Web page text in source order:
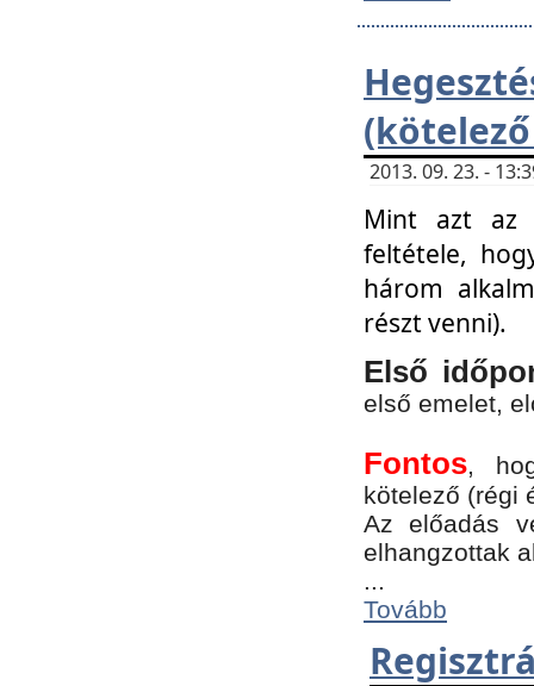
2013. 09. 23. -
Mint azt az
feltétele,
három
részt venni).
Első
első emelet,
Fontos,
kötelező (régi
Az előadás
elhangzottak
...
Tovább